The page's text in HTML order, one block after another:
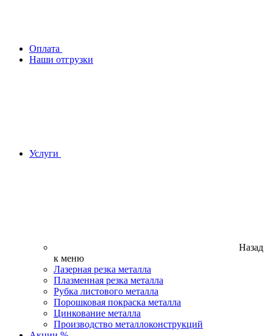
Оплата
Наши отгрузки
Услуги
Назад
к меню
Лазерная резка металла
Плазменная резка металла
Рубка листового металла
Порошковая покраска металла
Цинкование металла
Производство металлоконструкций